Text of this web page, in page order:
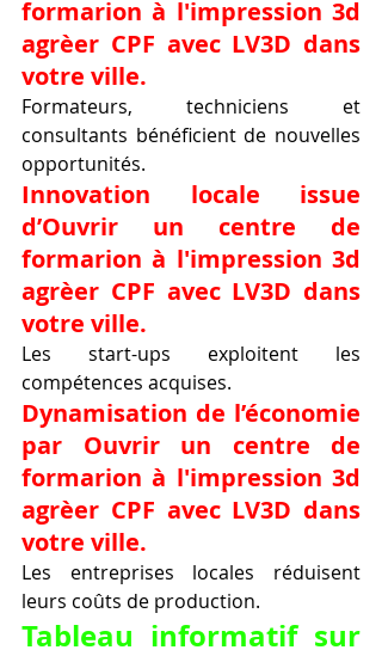
formarion à l'impression 3d
agrèer CPF avec LV3D dans
votre ville.
Formateurs, techniciens et
consultants bénéficient de nouvelles
opportunités.
Innovation locale issue
d’Ouvrir un centre de
formarion à l'impression 3d
agrèer CPF avec LV3D dans
votre ville.
Les start-ups exploitent les
compétences acquises.
Dynamisation de l’économie
par Ouvrir un centre de
formarion à l'impression 3d
agrèer CPF avec LV3D dans
votre ville.
Les entreprises locales réduisent
leurs coûts de production.
Tableau informatif sur